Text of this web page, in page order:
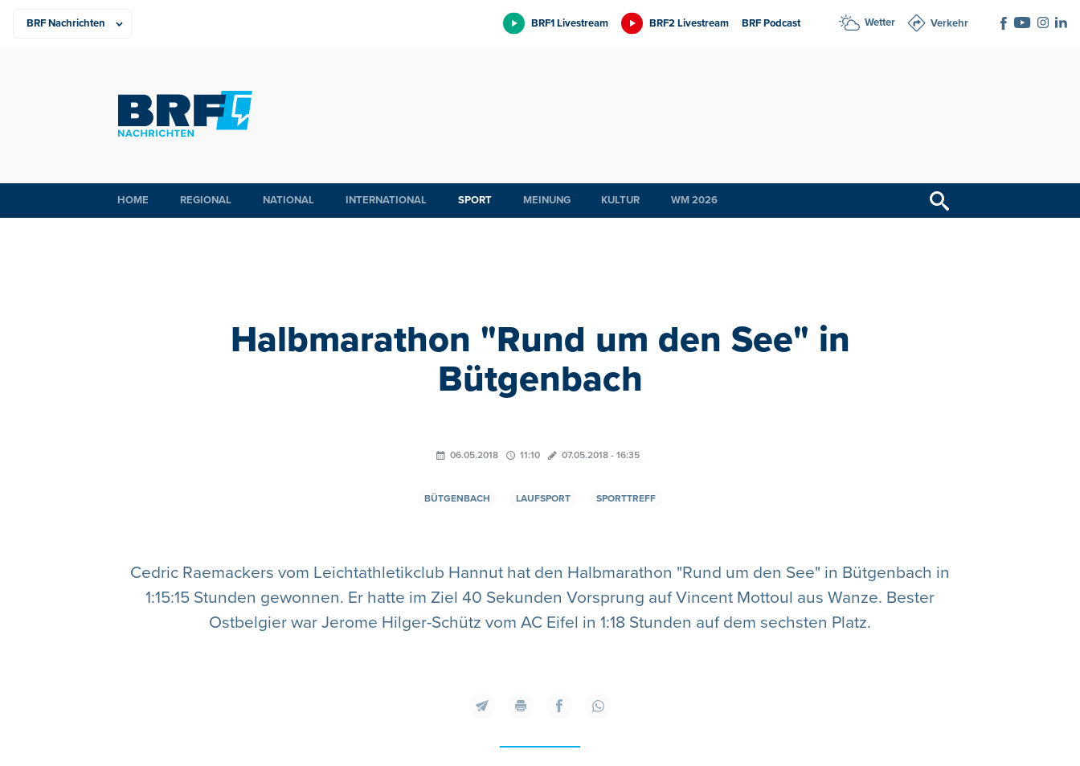
BRF1 Livestream BRF2 Livestream BRF Podcast Wetter Verkehr
HOME REGIONAL NATIONAL INTERNATIONAL SPORT MEINUNG KULTUR WM 2026
Halbmarathon "Rund um den See" in
Bütgenbach
06.05.2018 11:10 07.05.2018 - 16:35
BÜTGENBACH LAUFSPORT SPORTTREFF
Cedric Raemackers vom Leichtathletikclub Hannut hat den Halbmarathon "Rund um den See" in Bütgenbach in
1:15:15 Stunden gewonnen. Er hatte im Ziel 40 Sekunden Vorsprung auf Vincent Mottoul aus Wanze. Bester
Ostbelgier war Jerome Hilger-Schütz vom AC Eifel in 1:18 Stunden auf dem sechsten Platz.